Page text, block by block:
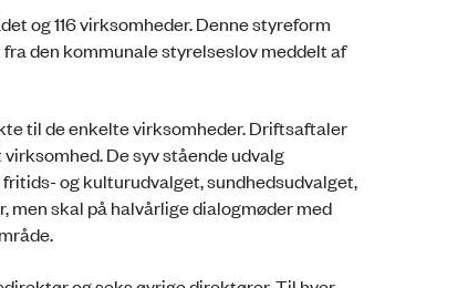
og 116 virksomheder. Denne styreform
den kommunale styrelseslov meddelt af
til de enkelte virksomheder. Driftsaftaler
De syv stående udvalg
og kulturudvalget, sundhedsudvalget,
skal på halvårlige dialogmøder med